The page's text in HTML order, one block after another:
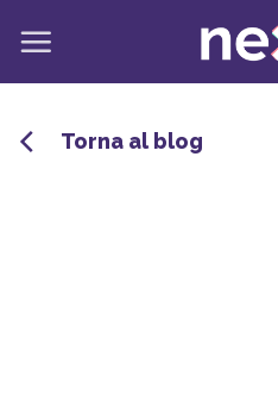
contenuti
Torna al blog